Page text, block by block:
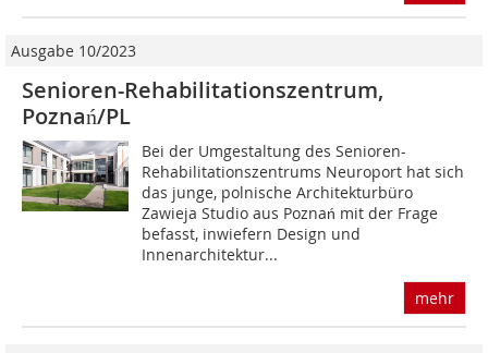
Ausgabe 10/2023
Senioren-Rehabilitationszentrum,
Poznań/PL
Bei der Umgestaltung des Senioren-
Rehabilitationszentrums Neuroport hat sich
das junge, polnische Architekturbüro
Zawieja Studio aus Poznań mit der Frage
befasst, inwiefern Design und
Innenarchitektur...
mehr